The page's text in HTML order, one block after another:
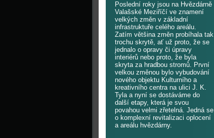
Poslední roky jsou na Hvězdárně
Valašské Meziříčí ve znamení
velkých změn v základní
infrastruktuře celého areálu.
Zatím většina změn probíhala tak
trochu skrytě, ať už proto, že se
jednalo o opravy či úpravy
interiérů nebo proto, že byla
skryta za hradbou stromů. První
velkou změnou bylo vybudování
nového objektu Kulturního a
kreativního centra na ulici J. K.
Tyla a nyní se dostáváme do
další etapy, která je svou
povahou velmi zřetelná. Jedná se
o komplexní revitalizaci oplocení
a areálu hvězdárny.